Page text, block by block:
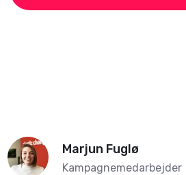
Marjun Fuglø
Kampagnemedarbejder